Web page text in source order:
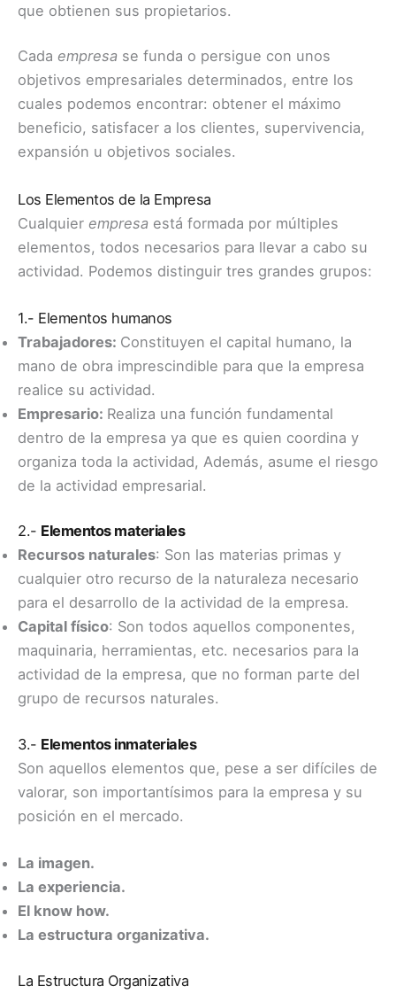
que obtienen sus propietarios.
Cada empresa se funda o persigue con unos
objetivos empresariales determinados, entre los
cuales podemos encontrar: obtener el máximo
beneficio, satisfacer a los clientes, supervivencia,
expansión u objetivos sociales. ​
Los Elementos de la Empresa
Cualquier empresa está formada por múltiples
elementos, todos necesarios para llevar a cabo su
actividad. Podemos distinguir tres grandes grupos:
1.- Elementos humanos
Trabajadores: Constituyen el capital humano, la
mano de obra imprescindible para que la empresa
realice su actividad.
Empresario: Realiza una función fundamental
dentro de la empresa ya que es quien coordina y
organiza toda la actividad, Además, asume el riesgo
de la actividad empresarial.
2.- Elementos materiales
Recursos naturales: Son las materias primas y
cualquier otro recurso de la naturaleza necesario
para el desarrollo de la actividad de la empresa.
Capital físico: Son todos aquellos componentes,
maquinaria, herramientas, etc. necesarios para la
actividad de la empresa, que no forman parte del
grupo de recursos naturales.
3.- Elementos inmateriales
Son aquellos elementos que, pese a ser difíciles de
valorar, son importantísimos para la empresa y su
posición en el mercado.
La imagen.
La experiencia.
El know how.
La estructura organizativa.
La Estructura Organizativa